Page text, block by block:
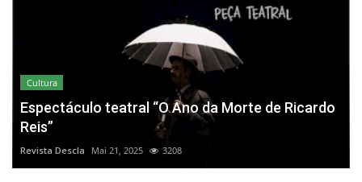
Cultura
Espectáculo teatral “O Ano da Morte de Ricardo
Reis”
Revista Descla Mai 21, 2025 3208